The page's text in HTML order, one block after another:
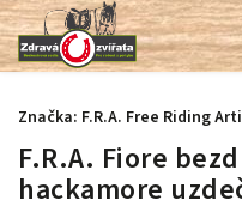
F.R.A. Fiore
hackamore
Značka: F.R.A. Free Riding